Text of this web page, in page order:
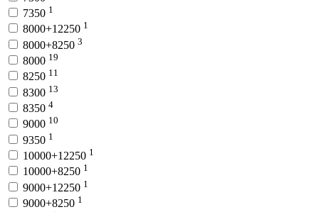
7350 1
8000+12250 1
8000+8250 3
8000 19
8250 11
8300 13
8350 4
9000 10
9350 1
10000+12250 1
10000+8250 1
9000+12250 1
9000+8250 1